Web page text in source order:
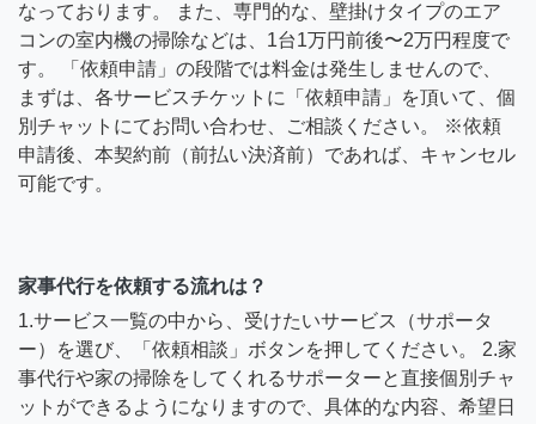
なっております。 また、専門的な、壁掛けタイプのエア
コンの室内機の掃除などは、1台1万円前後〜2万円程度で
す。 「依頼申請」の段階では料金は発生しませんので、
まずは、各サービスチケットに「依頼申請」を頂いて、個
別チャットにてお問い合わせ、ご相談ください。 ※依頼
申請後、本契約前（前払い決済前）であれば、キャンセル
可能です。
家事代行を依頼する流れは？
1.サービス一覧の中から、受けたいサービス（サポータ
ー）を選び、「依頼相談」ボタンを押してください。 2.家
事代行や家の掃除をしてくれるサポーターと直接個別チャ
ットができるようになりますので、具体的な内容、希望日